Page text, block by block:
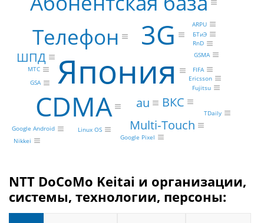
Япония
3G
CDMA
Телефон
au ВКС
ШПД
Multi‑Touch
МТС
Fujitsu
Ericsson
GSA
FIFA
GSMA
Google Android
Linux OS
Google Pixel
RnD
ARPU
БТиЭ
Nikkei
TDaily
NTT DoCoMo Keitai и организации,
системы, технологии, персоны: